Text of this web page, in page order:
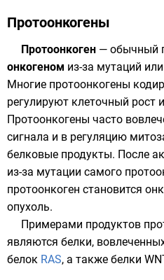
Протоонкогены
Протоонкоген — обычный
онкогеном из-за мутаций
Многие протоонкогены
регулируют клеточный рост
Протоонкогены часто
сигнала и в регуляцию
белковые продукты. После
из-за мутации самого
протоонкоген становится
опухоль.
Примерами продуктов
являются белки,
белок RAS, а также белки